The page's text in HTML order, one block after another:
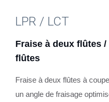
LPR / LCT
Fraise à deux flûtes
flûtes
Fraise à deux flûtes à
un angle de fraisage